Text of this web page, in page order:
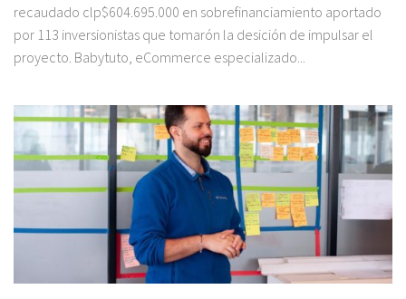
recaudado clp$604.695.000 en sobrefinanciamiento aportado
por 113 inversionistas que tomarón la desición de impulsar el
proyecto. Babytuto, eCommerce especializado...